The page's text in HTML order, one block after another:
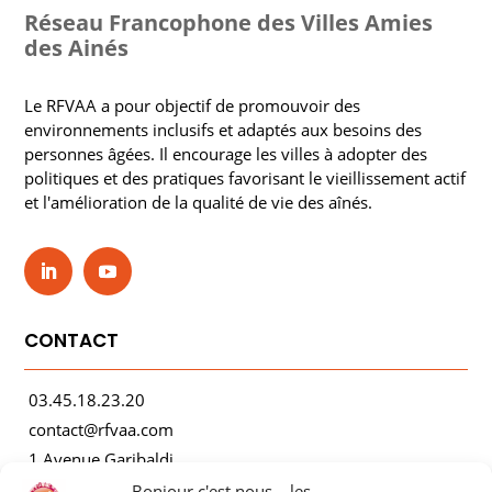
Réseau Francophone des Villes Amies
des Ainés
Le RFVAA a pour objectif de promouvoir des
environnements inclusifs et adaptés aux besoins des
personnes âgées. Il encourage les villes à adopter des
politiques et des pratiques favorisant le vieillissement actif
et l'amélioration de la qualité de vie des aînés.
CONTACT
03.45.18.23.20
contact@rfvaa.com
1 Avenue Garibaldi